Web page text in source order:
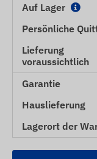
Auf Lager
Persönliche
Lieferung
voraussichtlich
Garantie
Hauslieferung
Lagerort der